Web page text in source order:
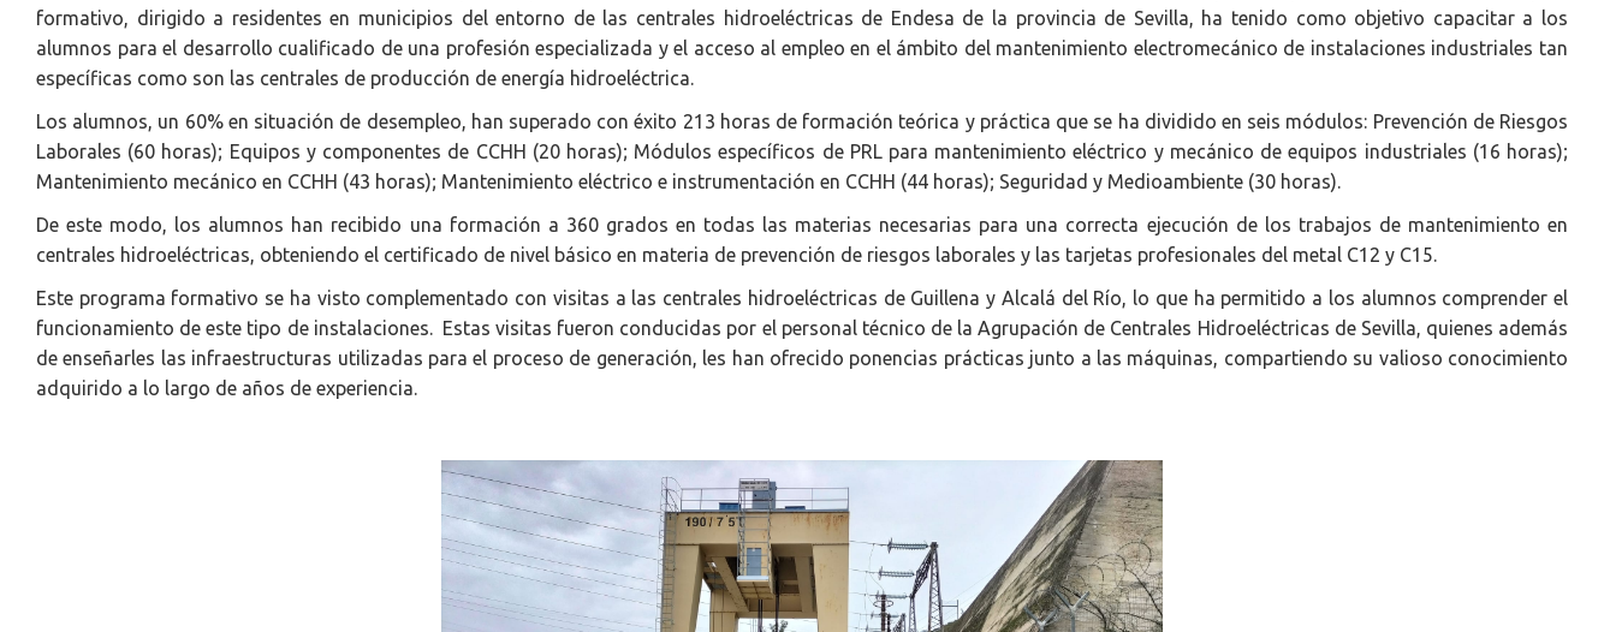
formativo, dirigido a residentes en municipios del entorno de las centrales hidroeléctricas de Endesa de la provincia de Sevilla, ha tenido como objetivo capacitar a los
alumnos para el desarrollo cualificado de una profesión especializada y el acceso al empleo en el ámbito del mantenimiento electromecánico de instalaciones industriales tan
específicas como son las centrales de producción de energía hidroeléctrica.
Los alumnos, un 60% en situación de desempleo, han superado con éxito 213 horas de formación teórica y práctica que se ha dividido en seis módulos: Prevención de Riesgos
Laborales (60 horas); Equipos y componentes de CCHH (20 horas); Módulos específicos de PRL para mantenimiento eléctrico y mecánico de equipos industriales (16 horas);
Mantenimiento mecánico en CCHH (43 horas); Mantenimiento eléctrico e instrumentación en CCHH (44 horas); Seguridad y Medioambiente (30 horas).
De este modo, los alumnos han recibido una formación a 360 grados en todas las materias necesarias para una correcta ejecución de los trabajos de mantenimiento en
centrales hidroeléctricas, obteniendo el certificado de nivel básico en materia de prevención de riesgos laborales y las tarjetas profesionales del metal C12 y C15.
Este programa formativo se ha visto complementado con visitas a las centrales hidroeléctricas de Guillena y Alcalá del Río, lo que ha permitido a los alumnos comprender el
funcionamiento de este tipo de instalaciones. Estas visitas fueron conducidas por el personal técnico de la Agrupación de Centrales Hidroeléctricas de Sevilla, quienes además
de enseñarles las infraestructuras utilizadas para el proceso de generación, les han ofrecido ponencias prácticas junto a las máquinas, compartiendo su valioso conocimiento
adquirido a lo largo de años de experiencia.